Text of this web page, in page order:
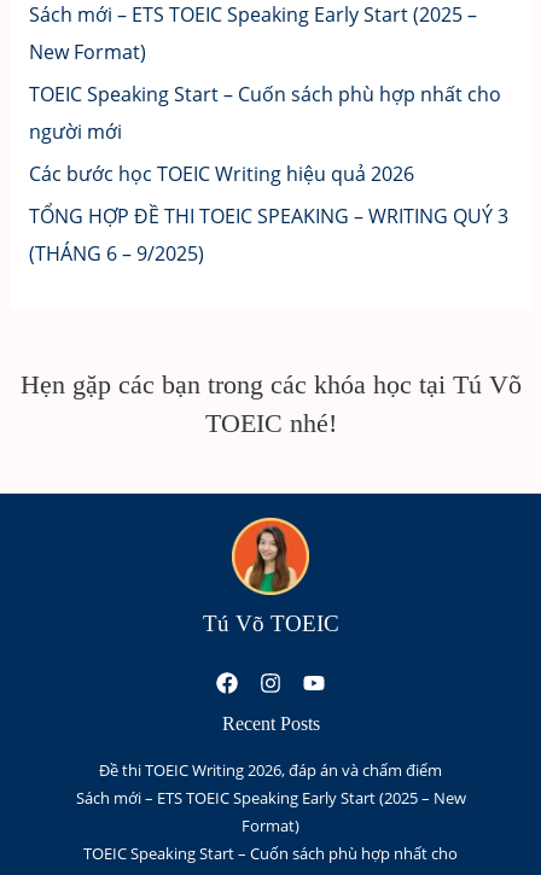
Sách mới – ETS TOEIC Speaking Early Start (2025 –
New Format)
TOEIC Speaking Start – Cuốn sách phù hợp nhất cho
người mới
Các bước học TOEIC Writing hiệu quả 2026
TỔNG HỢP ĐỀ THI TOEIC SPEAKING – WRITING QUÝ 3
(THÁNG 6 – 9/2025)
Hẹn gặp các bạn trong các khóa học tại Tú Võ
TOEIC nhé!
Tú Võ TOEIC
Recent Posts
Đề thi TOEIC Writing 2026, đáp án và chấm điểm
Sách mới – ETS TOEIC Speaking Early Start (2025 – New
Format)
TOEIC Speaking Start – Cuốn sách phù hợp nhất cho